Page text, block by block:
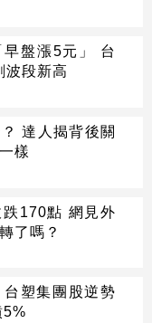
盤漲5元」 台
波段新高
達人揭背後關
樣
170點 網見外
了嗎？
塑集團股逆勢
5%